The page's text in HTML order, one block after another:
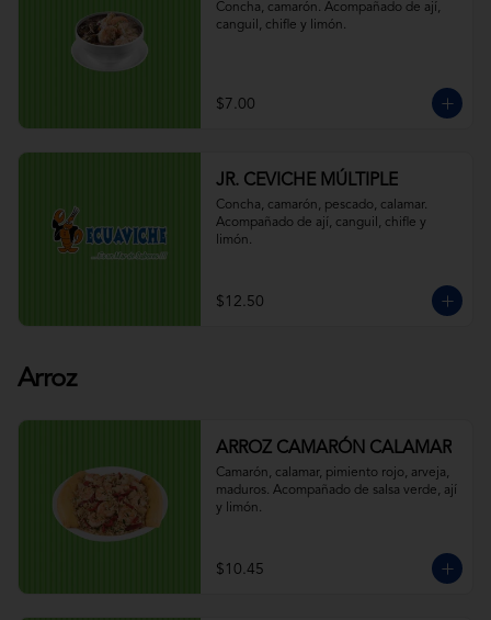
Concha, camarón. Acompañado de ají,
canguil, chifle y limón.
$7.00
JR. CEVICHE MÚLTIPLE
Concha, camarón, pescado, calamar.
Acompañado de ají, canguil, chifle y
limón.
$12.50
Arroz
ARROZ CAMARÓN CALAMAR
Camarón, calamar, pimiento rojo, arveja,
maduros. Acompañado de salsa verde, ají
y limón.
$10.45